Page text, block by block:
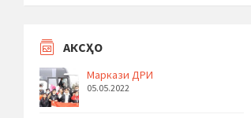
АКСҲО
Маркази ДРИ
05.05.2022